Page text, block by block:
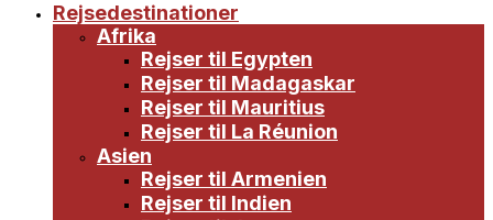
Rejsedestinationer
Afrika
Rejser til Egypten
Rejser til Madagaskar
Rejser til Mauritius
Rejser til La Réunion
Asien
Rejser til Armenien
Rejser til Indien